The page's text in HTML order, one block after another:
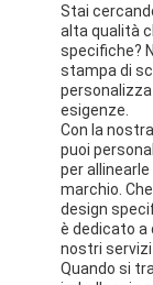
Stai
alta qualità
specifiche?
stampa di
esigenze.
Con la
puoi
per
marchio.
design
è dedicato a
nostri
Quando si